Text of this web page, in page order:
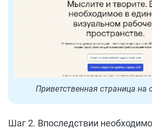
Приветственная страница на
Шаг 2. Впоследствии